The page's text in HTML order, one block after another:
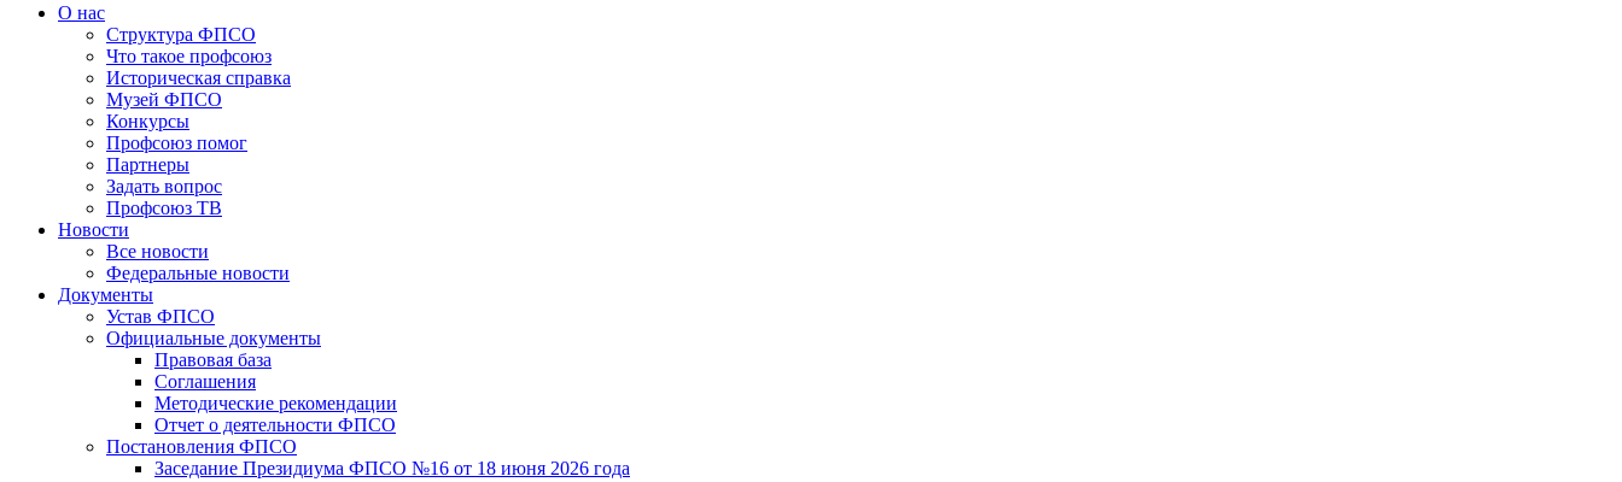
О нас
Структура ФПСО
Что такое профсоюз
Историческая справка
Музей ФПСО
Конкурсы
Профсоюз помог
Партнеры
Задать вопрос
Профсоюз ТВ
Новости
Все новости
Федеральные новости
Документы
Устав ФПСО
Официальные документы
Правовая база
Соглашения
Методические рекомендации
Отчет о деятельности ФПСО
Постановления ФПСО
Заседание Президиума ФПСО №16 от 18 июня 2026 года